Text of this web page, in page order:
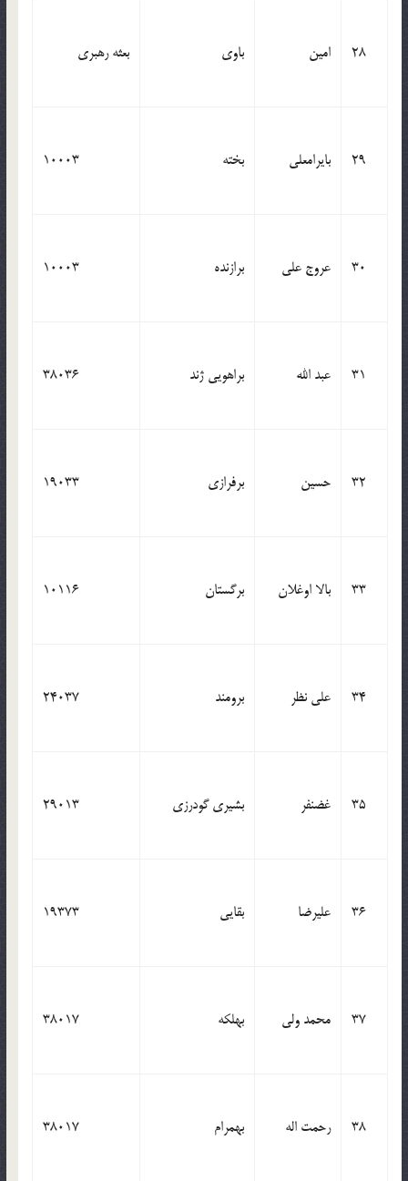
28 امین باوی بعثه رهبری
29 بایرامعلی بخته 10003
30 عروج علی برازنده 10003
31 عبد الله براهویی ژند 38036
32 حسین برفرازی 19033
33 بالا اوغلان برگستان 10116
34 علی نظر برومند 24037
35 غضنفر بشیری گودرزی 29013
36 علیرضا بقایی 19373
37 محمد ولی بهلکه 38017
38 رحمت اله بهمرام 38017